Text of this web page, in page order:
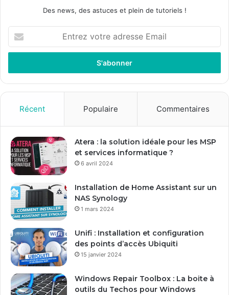
Des news, des astuces et plein de tutoriels !
t
e
z
r
e
a
d
s
e
m
a
Récent Populaire Commentaires
Atera : la solution idéale pour les MSP
et services informatique ?
6 avril 2024
Installation de Home Assistant sur un
NAS Synology
1 mars 2024
Unifi : Installation et configuration
des points d’accès Ubiquiti
15 janvier 2024
Windows Repair Toolbox : La boite à
outils du Techos pour Windows